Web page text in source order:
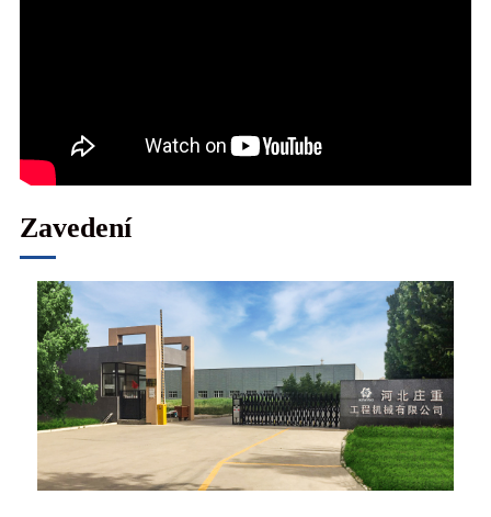
Zavedení